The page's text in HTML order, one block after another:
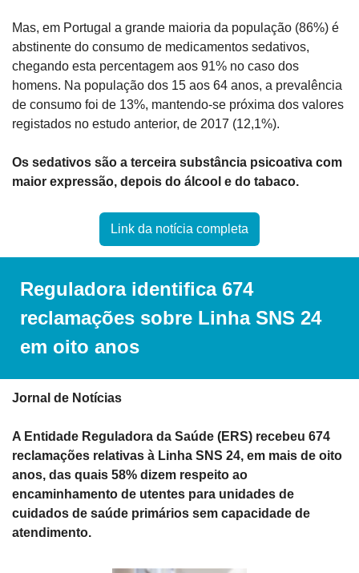
Mas, em Portugal a grande maioria da população (86%) é
abstinente do consumo de medicamentos sedativos,
chegando esta percentagem aos 91% no caso dos
homens. Na população dos 15 aos 64 anos, a prevalência
de consumo foi de 13%, mantendo-se próxima dos valores
registados no estudo anterior, de 2017 (12,1%).
Os sedativos são a terceira substância psicoativa com
maior expressão, depois do álcool e do tabaco.
Link da notícia completa
Reguladora identifica 674
reclamações sobre Linha SNS 24
em oito anos
Jornal de Notícias
A Entidade Reguladora da Saúde (ERS) recebeu 674
reclamações relativas à Linha SNS 24, em mais de oito
anos, das quais 58% dizem respeito ao
encaminhamento de utentes para unidades de
cuidados de saúde primários sem capacidade de
atendimento.